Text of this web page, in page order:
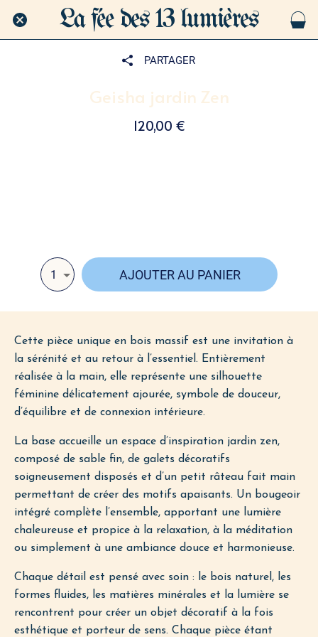
La fée des 13 lumières
PARTAGER
Geisha jardin Zen
120,00 €
1 AJOUTER AU PANIER
Cette pièce unique en bois massif est une invitation à
la sérénité et au retour à l’essentiel. Entièrement
réalisée à la main, elle représente une silhouette
féminine délicatement ajourée, symbole de douceur,
d’équilibre et de connexion intérieure.
La base accueille un espace d’inspiration jardin zen,
composé de sable fin, de galets décoratifs
soigneusement disposés et d’un petit râteau fait main
permettant de créer des motifs apaisants. Un bougeoir
intégré complète l’ensemble, apportant une lumière
chaleureuse et propice à la relaxation, à la méditation
ou simplement à une ambiance douce et harmonieuse.
Chaque détail est pensé avec soin : le bois naturel, les
formes fluides, les matières minérales et la lumière se
rencontrent pour créer un objet décoratif à la fois
esthétique et porteur de sens. Chaque pièce étant